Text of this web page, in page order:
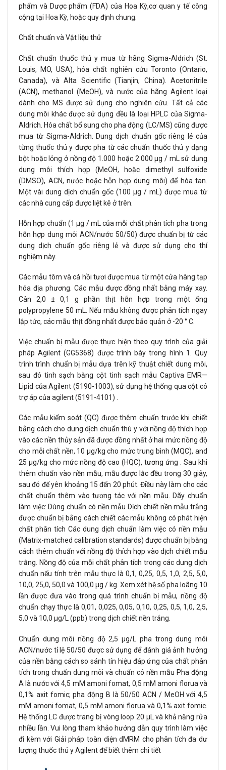
phẩm và Dược phẩm (FDA) của Hoa Kỳ,cơ quan y tế công
cộng tại Hoa Kỳ, hoặc quy định chung.
Chất chuẩn và Vật liệu thử
Chất chuẩn thuốc thú y mua từ hãng Sigma-Aldrich (St.
Louis, MO, USA), hóa chất nghiên cứu Toronto (Ontario,
Canada), và Alta Scientific (Tianjin, China). Acetonitrile
(ACN), methanol (MeOH), và nước của hãng Agilent loại
dành cho MS được sử dụng cho nghiên cứu. Tất cả các
dung môi khác được sử dụng đều là loại HPLC của Sigma-
Aldrich. Hóa chất bổ sung cho pha động (LC/MS) cũng được
mua từ Sigma-Aldrich. Dung dịch chuẩn gốc riêng lẻ của
từng thuốc thú y được pha từ các chuẩn thuốc thú y dạng
bột hoặc lỏng ở nồng độ 1.000 hoặc 2.000 µg / mL sử dụng
dung môi thích hợp (MeOH, hoặc dimethyl sulfoxide
(DMSO), ACN, nước hoặc hỗn hợp dung môi) để hòa tan.
Một vài dung dịch chuẩn gốc (100 µg / mL) được mua từ
các nhà cung cấp được liệt kê ở trên.
Hỗn hợp chuẩn (1 µg / mL của mỗi chất phân tích pha trong
hỗn hợp dung môi ACN/nước 50/50) được chuẩn bị từ các
dung dịch chuẩn gốc riêng lẻ và được sử dụng cho thí
nghiệm này.
Các mẫu tôm và cá hồi tươi được mua từ một cửa hàng tạp
hóa địa phương. Các mẫu được đồng nhất bằng máy xay.
Cân 2,0 ± 0,1 g phần thịt hỗn hợp trong một ống
polypropylene 50 mL. Nếu mẫu không được phân tích ngay
lập tức, các mẫu thịt đồng nhất được bảo quản ở -20 ° C.
Việc chuẩn bị mẫu được thực hiện theo quy trình của giải
pháp Agilent (GG5368) được trình bày trong hình 1. Quy
trình trình chuẩn bị mẫu dựa trên kỹ thuật chiết dung môi,
sau đó tinh sạch bằng cột tinh sạch mẫu Captiva EMR—
Lipid của Agilent (5190-1003), sử dụng hệ thống qua cột có
trợ áp của agilent (5191-4101) .
Các mẫu kiểm soát (QC) được thêm chuẩn trước khi chiết
bằng cách cho dung dịch chuẩn thú y với nồng độ thích hợp
vào các nền thủy sản đã được đồng nhất ở hai mức nồng độ
cho mỗi chất nền, 10 μg/kg cho mức trung bình (MQC), and
25 μg/kg cho mức nồng độ cao (HQC), tương ứng . Sau khi
thêm chuẩn vào nền mẫu, mẫu được lắc đều trong 30 giây,
sau đó để yên khoảng 15 đến 20 phút. Điều này làm cho các
chất chuẩn thêm vào tương tác với nền mẫu. Dãy chuẩn
làm việc: Dùng chuẩn có nền mẫu Dịch chiết nền mẫu trắng
được chuẩn bị bằng cách chiết các mẫu không có phát hiện
chất phân tích Các dung dịch chuẩn làm việc có nền mẫu
(Matrix-matched calibration standards) được chuẩn bị bằng
cách thêm chuẩn với nồng độ thích hợp vào dịch chiết mẫu
trắng. Nồng độ của mỗi chất phân tích trong các dung dịch
chuẩn nếu tính trên mẫu thực là 0,1, 0,25, 0,5, 1,0, 2,5, 5,0,
10,0, 25,0, 50,0 và 100,0 μg / kg. Xem xét hệ số pha loãng 10
lần được đưa vào trong quá trình chuẩn bị mẫu, nồng độ
chuẩn chạy thực là 0,01, 0,025, 0,05, 0,10, 0,25, 0,5, 1,0, 2,5,
5,0 và 10,0 μg/L (ppb) trong dịch chiết nền trắng.
Chuẩn dung môi nồng độ 2,5 μg/L pha trong dung môi
ACN/nước tỉ lệ 50/50 được sử dụng để đánh giá ảnh hưởng
của nền bằng cách so sánh tín hiệu đáp ứng của chất phân
tích trong chuẩn dung môi và chuẩn có nền mẫu Pha động
A là nước với 4,5 mM amoni fomat, 0,5 mM amoni florua và
0,1% axit fomic; pha động B là 50/50 ACN / MeOH với 4,5
mM amoni fomat, 0,5 mM amoni florua và 0,1% axit fomic.
Hệ thống LC được trang bị vòng loop 20 µL và khả năng rửa
nhiều lần. Vui lòng tham khảo hướng dẫn quy trình làm việc
đi kèm với Giải pháp toàn diện dMRM cho phân tích đa dư
lượng thuốc thú y Agilent để biết thêm chi tiết